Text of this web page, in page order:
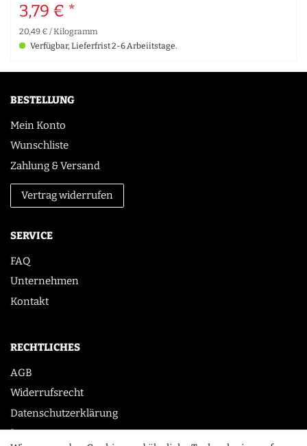
3,79 € *
20,49 € / Kilogramm
Verfügbar, Lieferfrist 2-6 Arbeiitstage.
BESTELLUNG
Mein Konto
Wunschliste
Zahlung & Versand
Vertrag widerrufen
SERVICE
FAQ
Unternehmen
Kontakt
RECHTLICHES
AGB
Widerrufsrecht
Datenschutzerklärung
Impressum